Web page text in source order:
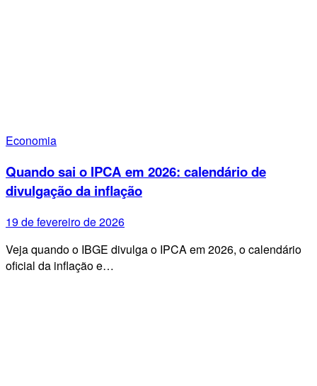
Economia
Quando sai o IPCA em 2026: calendário de
divulgação da inflação
19 de fevereiro de 2026
Veja quando o IBGE divulga o IPCA em 2026, o calendário
oficial da inflação e…